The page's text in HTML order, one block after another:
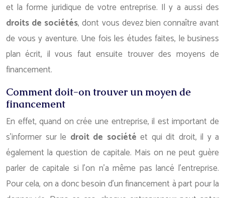
et la forme juridique de votre entreprise. Il y a aussi des
droits de sociétés, dont vous devez bien connaître avant
de vous y aventure. Une fois les études faites, le business
plan écrit, il vous faut ensuite trouver des moyens de
financement.
Comment doit-on trouver un moyen de
financement
En effet, quand on crée une entreprise, il est important de
s’informer sur le droit de société et qui dit droit, il y a
également la question de capitale. Mais on ne peut guère
parler de capitale si l’on n’a même pas lancé l’entreprise.
Pour cela, on a donc besoin d’un financement à part pour la